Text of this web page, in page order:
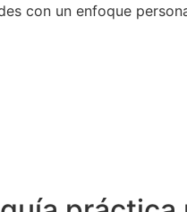
con un enfoque